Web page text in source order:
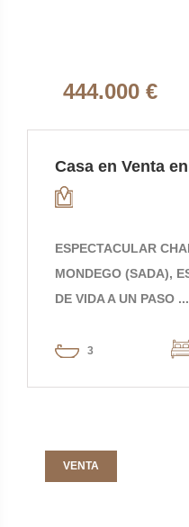
444.000 €
Casa en Venta
ESPECTACULAR
MONDEGO (SADA),
DE VIDA A UN PASO ...
3
VENTA